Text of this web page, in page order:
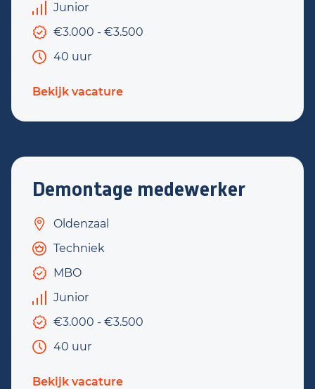
Junior
€3.000 - €3.500
40 uur
Bekijk vacature
Demontage medewerker
Oldenzaal
Techniek
MBO
Junior
€3.000 - €3.500
40 uur
Bekijk vacature